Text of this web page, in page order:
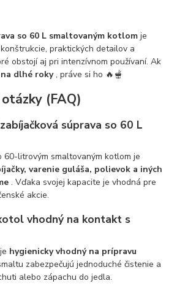
so 60 L smaltovaným kotlom je
praktických detailov a
obstojí aj pri intenzívnom používaní. Ak
dlhé roky, práve si ho 🔥🫕
(FAQ)
súprava so 60 L
60-litrovým smaltovaným kotlom je
varenie guláša, polievok a iných
. Vďaka svojej kapacite je vhodná pre
akcie.
vhodný na kontakt s
hygienicky vhodný na prípravu
zabezpečujú jednoduché čistenie a
alebo zápachu do jedla.